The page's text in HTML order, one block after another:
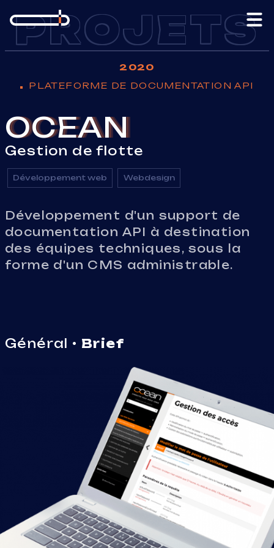
PROJETS
PLATEFORME DE DOCUMENTATION API
2020
OCEAN
Gestion de flotte
Développement web Webdesign
Développement d'un support de
documentation API à destination
des équipes techniques, sous la
forme d'un CMS administrable.
Général • Brief